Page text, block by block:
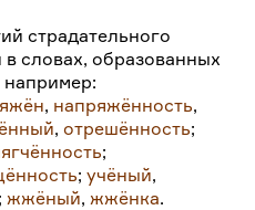
страдательного
в словах, образованных
например:
, напряжённость,
,отрешённость;
;
;учёный,
; жжёный, жжёнка.